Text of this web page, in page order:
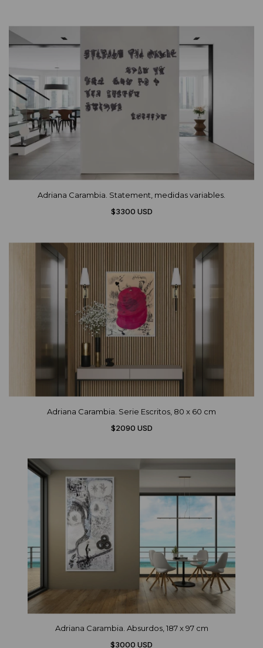
Adriana Carambia. Statement, medidas variables.
$3300 USD
Adriana Carambia. Serie Escritos, 80 x 60 cm
$2090 USD
Adriana Carambia. Absurdos, 187 x 97 cm
$3000 USD